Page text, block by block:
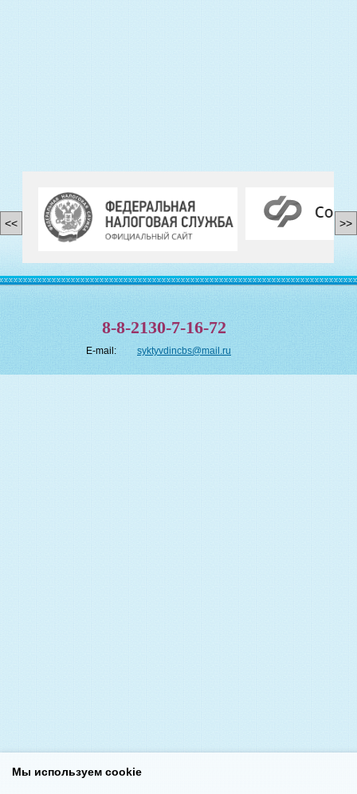
<< >>
8-8-2130-7-16-72
E-mail: syktyvdincbs@mail.ru
Мы используем cookie